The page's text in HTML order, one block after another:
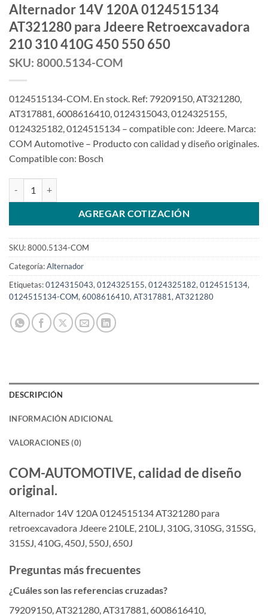
Alternador 14V 120A 0124515134
AT321280 para Jdeere Retroexcavadora
210 310 410G 450 550 650
SKU: 8000.5134-COM
0124515134-COM. En stock. Ref: 79209150, AT321280,
AT317881, 6008616410, 0124315043, 0124325155,
0124325182, 0124515134 – compatible con: Jdeere. Marca:
COM Automotive – Producto con calidad y diseño originales.
Compatible con: Bosch
AGREGAR COTIZACIÓN
SKU:8000.5134-COM
Categoría:Alternador
Etiquetas:0124315043, 0124325155, 0124325182, 0124515134,
0124515134-COM, 6008616410, AT317881, AT321280
DESCRIPCIÓN
INFORMACIÓN ADICIONAL
VALORACIONES (0)
COM-AUTOMOTIVE, calidad de diseño
original.
Alternador 14V 120A 0124515134 AT321280 para
retroexcavadora Jdeere 210LE, 210LJ, 310G, 310SG, 315SG,
315SJ, 410G, 450J, 550J, 650J
Preguntas más frecuentes
¿Cuáles son las referencias cruzadas?
79209150, AT321280, AT317881, 6008616410,